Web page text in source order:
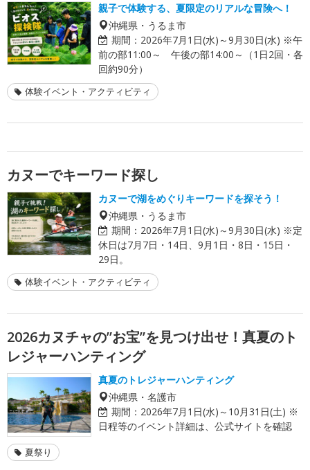
親子で体験する、夏限定のリアルな冒険へ！
沖縄県・うるま市
期間： 2026年7月1日(水)～9月30日(水) ※午
前の部11:00～ 午後の部14:00～（1日2回・各
回約90分）
体験イベント・アクティビティ
カヌーでキーワード探し
カヌーで湖をめぐりキーワードを探そう！
沖縄県・うるま市
期間： 2026年7月1日(水)～9月30日(水) ※定
休日は7月7日・14日、9月1日・8日・15日・
29日。
体験イベント・アクティビティ
2026カヌチャの”お宝”を見つけ出せ！真夏のト
レジャーハンティング
真夏のトレジャーハンティング
沖縄県・名護市
期間： 2026年7月1日(水)～10月31日(土) ※
日程等のイベント詳細は、公式サイトを確認
夏祭り